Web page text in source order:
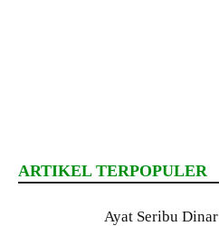
ARTIKEL TERPOPULER
Ayat Seribu Dinar